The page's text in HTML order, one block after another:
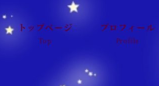
トップページ
Top
プロフィール
Profile